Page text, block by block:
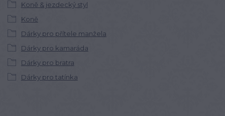
Koně & jezdecký styl
Koně
Dárky pro přítele manžela
Dárky pro kamaráda
Dárky pro bratra
Dárky pro tatínka